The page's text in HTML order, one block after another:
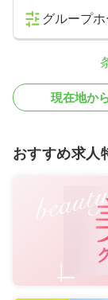
グループホ
現在地か
おすすめ求人